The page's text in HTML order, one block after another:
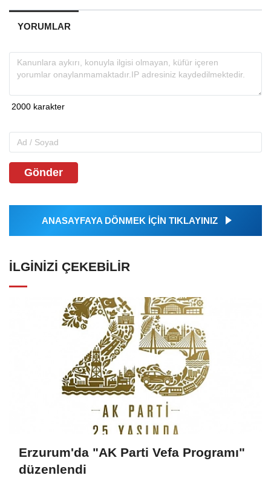
YORUMLAR
Gönder
ANASAYFAYA DÖNMEK İÇİN TIKLAYINIZ
İLGINIZI ÇEKEBILIR
Erzurum'da "AK Parti Vefa Programı"
düzenlendi